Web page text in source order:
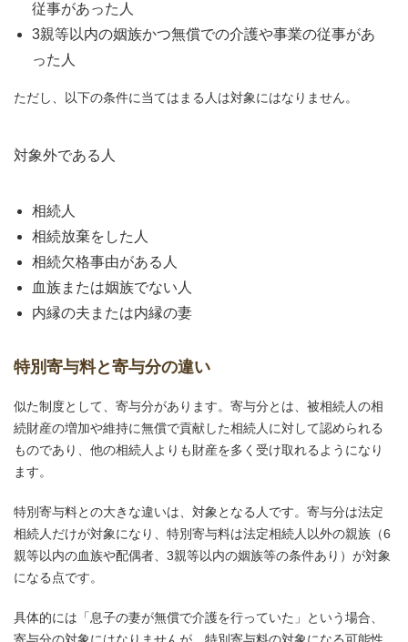
従事があった人
3親等以内の姻族かつ無償での介護や事業の従事があ
った人
ただし、以下の条件に当てはまる人は対象にはなりません。
対象外である人
相続人
相続放棄をした人
相続欠格事由がある人
血族または姻族でない人
内縁の夫または内縁の妻
特別寄与料と寄与分の違い
似た制度として、寄与分があります。寄与分とは、被相続人の相
続財産の増加や維持に無償で貢献した相続人に対して認められる
ものであり、他の相続人よりも財産を多く受け取れるようになり
ます。
特別寄与料との大きな違いは、対象となる人です。寄与分は法定
相続人だけが対象になり、特別寄与料は法定相続人以外の親族（6
親等以内の血族や配偶者、3親等以内の姻族等の条件あり）が対象
になる点です。
具体的には「息子の妻が無償で介護を行っていた」という場合、